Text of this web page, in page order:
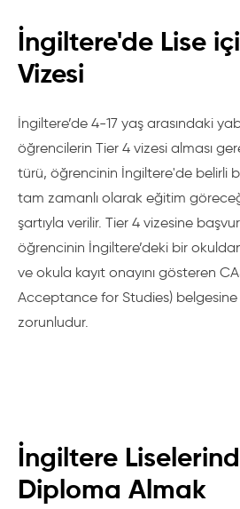
İngiltere'de Lise
Vizesi
İngiltere’de 4-17 yaş arasındaki
öğrencilerin Tier 4 vizesi alması
türü, öğrencinin İngiltere'de belirli
tam zamanlı olarak eğitim
şartıyla verilir. Tier 4 vizesine
öğrencinin İngiltere’deki bir
ve okula kayıt onayını gösteren
Acceptance for Studies) belgesine
zorunludur.
İngiltere
Diploma Almak